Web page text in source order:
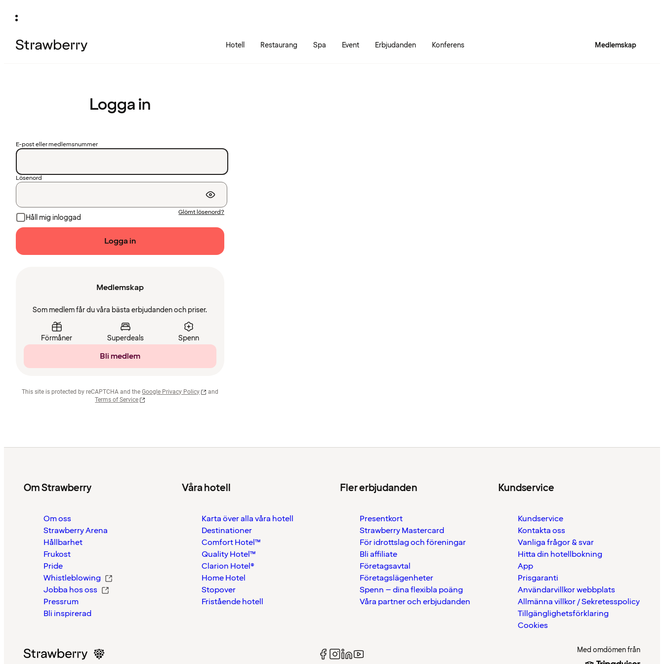
Hotell Restaurang Spa Event Erbjudanden Konferens Medlemskap
Logga in
E-post eller medlemsnummer
Lösenord
Håll mig inloggad
Glömt lösenord?
Logga in
Medlemskap
Som medlem får du våra bästa erbjudanden och priser.
Förmåner Superdeals Spenn
Bli medlem
This site is protected by reCAPTCHA and the Google Privacy Policy
and
Terms of Service
Om Strawberry
Om oss
Strawberry Arena
Hållbarhet
Frukost
Pride
Whistleblowing
Jobba hos oss
Pressrum
Bli inspirerad
Våra hotell
Karta över alla våra hotell
Destinationer
Comfort Hotel™
Quality Hotel™
Clarion Hotel®
Home Hotel
Stopover
Fristående hotell
Fler erbjudanden
Presentkort
Strawberry Mastercard
För idrottslag och föreningar
Bli affiliate
Företagsavtal
Företagslägenheter
Spenn – dina flexibla poäng
Våra partner och erbjudanden
Kundservice
Kundservice
Kontakta oss
Vanliga frågor & svar
Hitta din hotellbokning
App
Prisgaranti
Användarvillkor webbplats
Allmänna villkor / Sekretesspolicy
Tillgänglighetsförklaring
Cookies
Med omdömen från